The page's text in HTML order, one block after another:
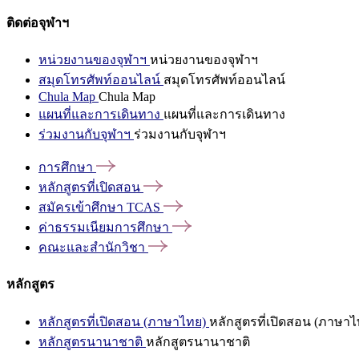
ติดต่อจุฬาฯ
หน่วยงานของจุฬาฯ หน่วยงานของจุฬาฯ
สมุดโทรศัพท์ออนไลน์ สมุดโทรศัพท์ออนไลน์
Chula Map Chula Map
แผนที่และการเดินทาง แผนที่และการเดินทาง
ร่วมงานกับจุฬาฯ ร่วมงานกับจุฬาฯ
การศึกษา
หลักสูตรที่เปิดสอน
สมัครเข้าศึกษา TCAS
ค่าธรรมเนียมการศึกษา
คณะและสำนักวิชา
หลักสูตร
หลักสูตรที่เปิดสอน (ภาษาไทย) หลักสูตรที่เปิดสอน (ภาษาไ
หลักสูตรนานาชาติ หลักสูตรนานาชาติ